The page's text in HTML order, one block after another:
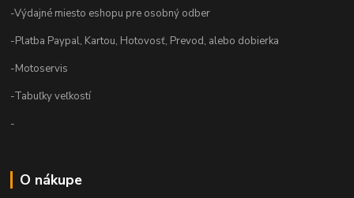
-Výdajné miesto eshopu pre osobný odber
-Platba Paypal, Kartou, Hotovosť, Prevod, alebo dobierka
-Motoservis
-Tabuľky veľkostí
-
O nákupe